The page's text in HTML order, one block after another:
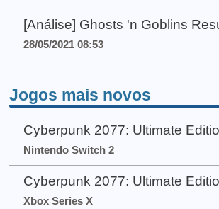
[Análise] Ghosts 'n Goblins
28/05/2021 08:53
Jogos mais novos
Cyberpunk 2077: Ultimate
Nintendo Switch 2
Cyberpunk 2077: Ultimate
Xbox Series X